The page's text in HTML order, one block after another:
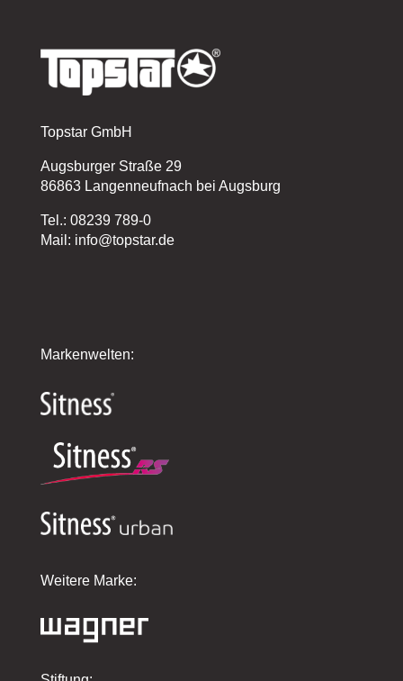
Topstar GmbH
Augsburger Straße 29
86863 Langenneufnach bei Augsburg
Tel.: 08239 789-0
Mail: info@topstar.de
Markenwelten:
Weitere Marke: